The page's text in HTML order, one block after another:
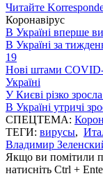
Читайте
Коронавірус
В Україні вперше
В Україні за
19
Нові штами COVID-
Україні
У Києві різко
В Україні утричі
СПЕЦТЕМА:
ТЕГИ: вирусы,
Владимир
Якщо ви помітили
натисніть Ctrl +